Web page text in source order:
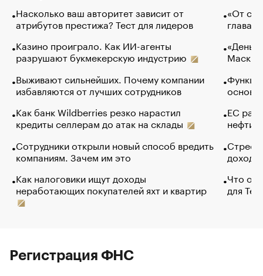
Насколько ваш авторитет зависит от
атрибутов престижа? Тест для лидеров
Казино проиграло. Как ИИ-агенты
разрушают букмекерскую индустрию
Выживают сильнейших. Почему компании
избавляются от лучших сотрудников
Как банк Wildberries резко нарастил
кредиты селлерам до атак на склады
Сотрудники открыли новый способ вредить
компаниям. Зачем им это
Как налоговики ищут доходы
неработающих покупателей яхт и квартир
«От
глава
Маск в
основ
ЕС
нефти
Что
для
Регистрация ФНС